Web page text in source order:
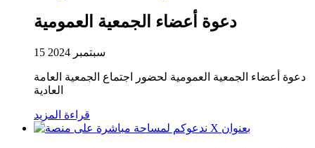
دعوة أعضاء الجمعية العمومية
15 سبتمبر 2024
دعوة أعضاء الجمعية العمومية لحضور اجتماع الجمعية العامة
العادية
قراءة المزيد